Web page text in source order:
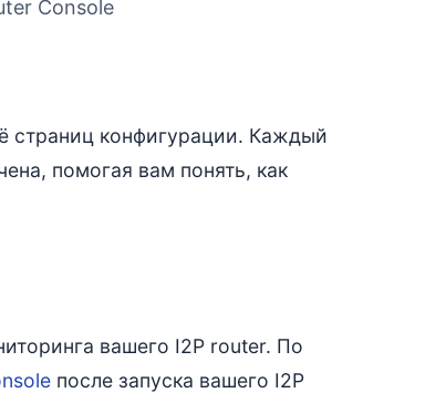
Console
страниц конфигурации. Каждый
помогая вам понять, как
вашего I2P router. По
после запуска вашего I2P